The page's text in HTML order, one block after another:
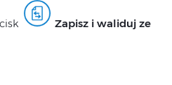
Zapisz i waliduj ze